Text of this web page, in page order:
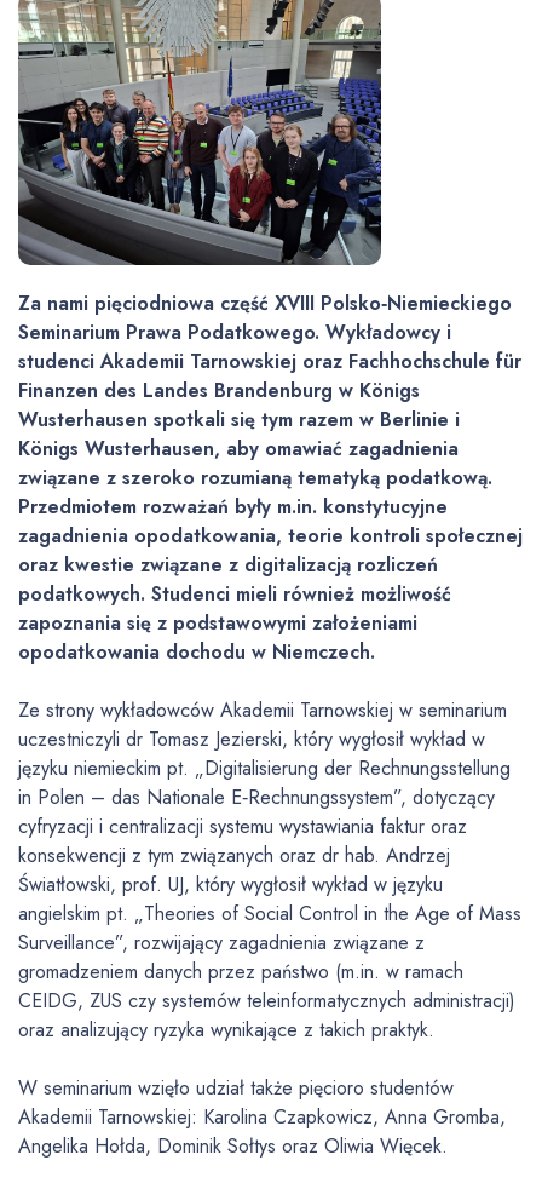
Za nami pięciodniowa część XVIII Polsko‑Niemieckiego
Seminarium Prawa Podatkowego. Wykładowcy i
studenci Akademii Tarnowskiej oraz Fachhochschule für
Finanzen des Landes Brandenburg w Königs
Wusterhausen spotkali się tym razem w Berlinie i
Königs Wusterhausen, aby omawiać zagadnienia
związane z szeroko rozumianą tematyką podatkową.
Przedmiotem rozważań były m.in. konstytucyjne
zagadnienia opodatkowania, teorie kontroli społecznej
oraz kwestie związane z digitalizacją rozliczeń
podatkowych. Studenci mieli również możliwość
zapoznania się z podstawowymi założeniami
opodatkowania dochodu w Niemczech.
Ze strony wykładowców Akademii Tarnowskiej w seminarium
uczestniczyli dr Tomasz Jezierski, który wygłosił wykład w
języku niemieckim pt. „Digitalisierung der Rechnungsstellung
in Polen – das Nationale E‑Rechnungssystem”, dotyczący
cyfryzacji i centralizacji systemu wystawiania faktur oraz
konsekwencji z tym związanych oraz dr hab. Andrzej
Światłowski, prof. UJ, który wygłosił wykład w języku
angielskim pt. „Theories of Social Control in the Age of Mass
Surveillance”, rozwijający zagadnienia związane z
gromadzeniem danych przez państwo (m.in. w ramach
CEIDG, ZUS czy systemów teleinformatycznych administracji)
oraz analizujący ryzyka wynikające z takich praktyk.
W seminarium wzięło udział także pięcioro studentów
Akademii Tarnowskiej: Karolina Czapkowicz, Anna Gromba,
Angelika Hołda, Dominik Sołtys oraz Oliwia Więcek.